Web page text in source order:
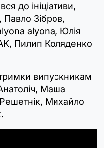
до ініціативи,
Зібров,
alyona, Юлія
Пилип Коляденко
випускникам
Маша
Михайло